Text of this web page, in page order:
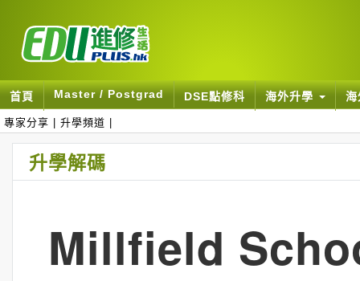
首頁 Master / Postgrad DSE點修科 海外升學
專家分享 升學頻道
升學解碼
Millfield